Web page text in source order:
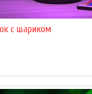
с шариком